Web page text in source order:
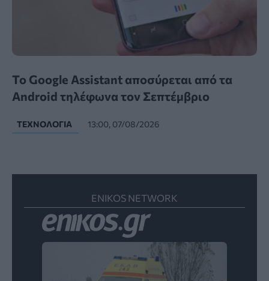
Το Google Assistant αποσύρεται από τα
Android τηλέφωνα τον Σεπτέμβριο
ΤΕΧΝΟΛΟΓΊΑ 13:00, 07/08/2026
ENIKOS NETWORK